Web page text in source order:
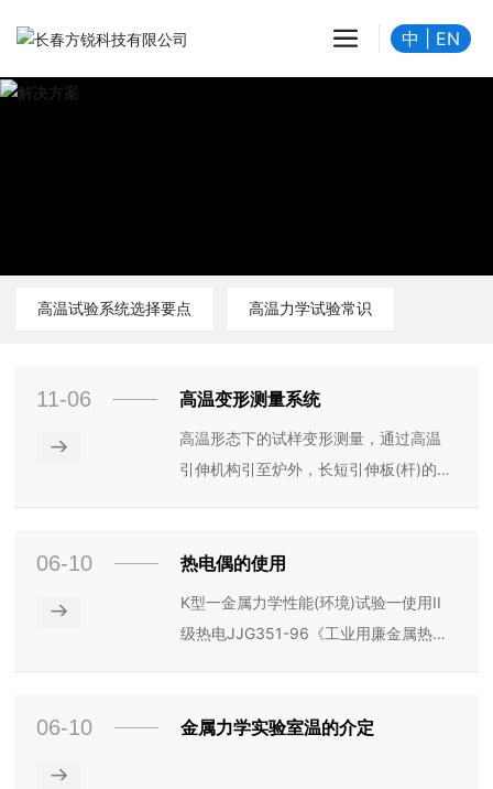
中 EN
高温试验系统选择要点 高温力学试验常识
11-06
→
高温变形测量系统
高温形态下的试样变形测量，通过高温
引伸机构引至炉外，长短引伸板(杆)的炉
06-10
→
热电偶的使用
K型一金属力学性能(环境)试验一使用II
级热电JJG351-96《工业用廉金属热电
06-10
→
金属力学实验室温的介定